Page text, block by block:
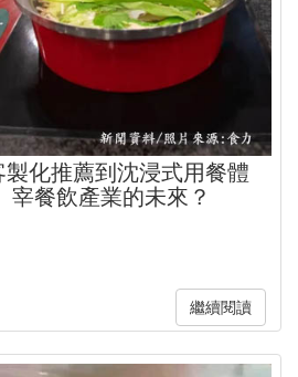
化推薦到沈浸式用餐體
宰餐飲產業的未來？
繼續閱讀